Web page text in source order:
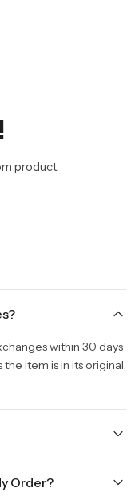
product
within 30 days
item is in its original,
Order?